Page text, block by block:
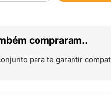
compraram..
para te garantir